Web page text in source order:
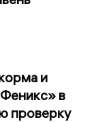
и
в
проверку